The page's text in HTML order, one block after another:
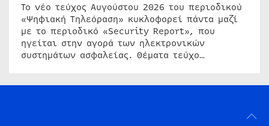
Το νέο τεύχος Αυγούστου 2026 του περιοδικού
«Ψηφιακή Τηλεόραση» κυκλοφορεί πάντα μαζί
με το περιοδικό «Security Report», που
ηγείται στην αγορά των ηλεκτρονικών
συστημάτων ασφαλείας. Θέματα τεύχο…